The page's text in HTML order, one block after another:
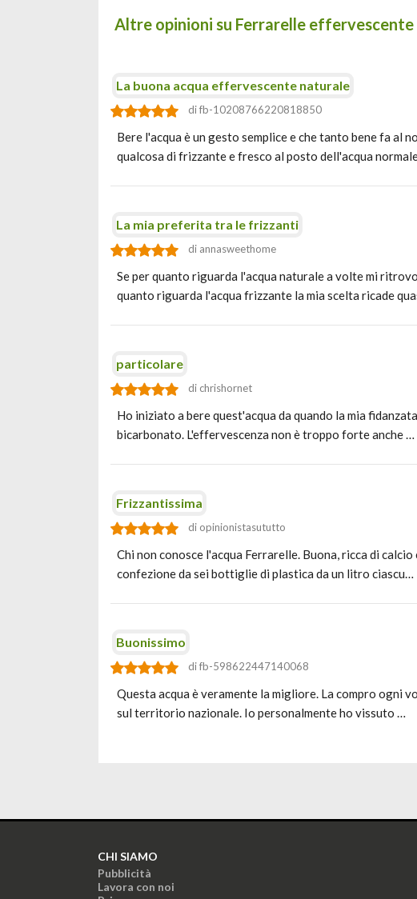
Altre opinioni su Ferrarelle
La buona acqua effervescente naturale
di fb-10208766220818850
Bere l'acqua è un gesto semplice e che tanto bene fa al
qualcosa di frizzante e fresco al posto dell'acqua
La mia preferita tra le frizzanti
di annasweethome
Se per quanto riguarda l'acqua naturale a volte mi
quanto riguarda l'acqua frizzante la mia scelta ricade
particolare
di chrishornet
Ho iniziato a bere quest'acqua da quando la mia
bicarbonato. L'effervescenza non è troppo forte anche …
Frizzantissima
di opinionistasututto
Chi non conosce l'acqua Ferrarelle. Buona, ricca di
confezione da sei bottiglie di plastica da un litro ciascu…
Buonissimo
di fb-598622447140068
Questa acqua è veramente la migliore. La compro ogni
sul territorio nazionale. Io personalmente ho vissuto …
CHI SIAMO
Pubblicità
Lavora con noi